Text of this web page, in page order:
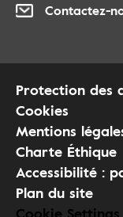
Contactez-
Protection des
Cookies
Mentions
Charte Éthique
Accessibilité :
Plan du site